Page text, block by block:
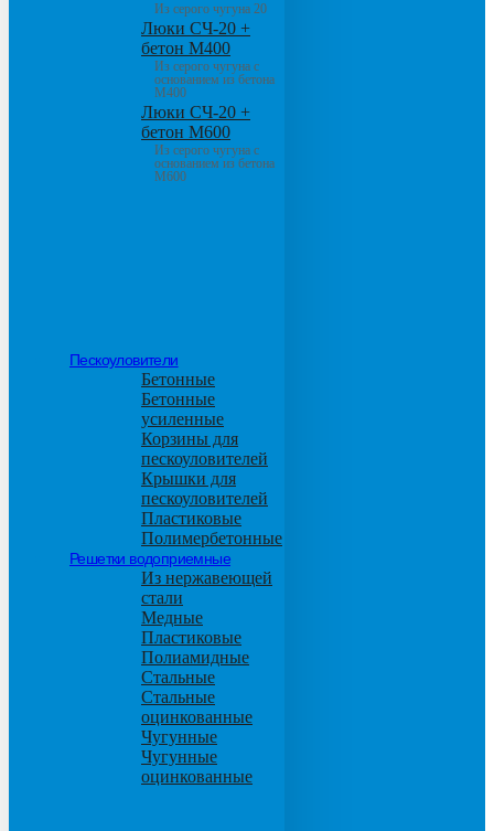
Из серого чугуна 20
Люки СЧ-20 +
бетон М400
Из серого чугуна с
основанием из бетона
М400
Люки СЧ-20 +
бетон М600
Из серого чугуна с
основанием из бетона
М600
Пескоуловители
Бетонные
Бетонные
усиленные
Корзины для
пескоуловителей
Крышки для
пескоуловителей
Пластиковые
Полимербетонные
Решетки водоприемные
Из нержавеющей
стали
Медные
Пластиковые
Полиамидные
Стальные
Стальные
оцинкованные
Чугунные
Чугунные
оцинкованные